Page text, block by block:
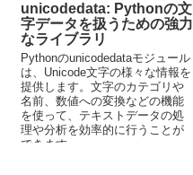
unicodedata: Pythonの文
字データを扱うための強力
なライブラリ
Pythonのunicodedataモジュール
は、Unicode文字の様々な情報を
提供します。文字のカテゴリや
名前、数値への変換などの機能
を使って、テキストデータの処
理や分析を効率的に行うことが
できます。